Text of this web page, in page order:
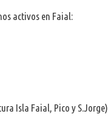
activos en Faial:
Isla Faial, Pico y S.Jorge)